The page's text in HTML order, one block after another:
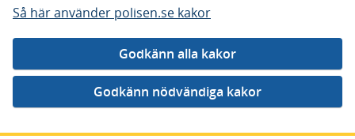
Så här använder polisen.se kakor